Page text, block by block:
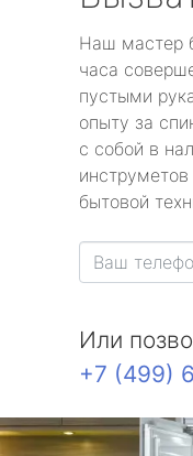
Наш мастер
часа
пустыми
опыту за
с собой в
бытовой
Или
+7 (499)